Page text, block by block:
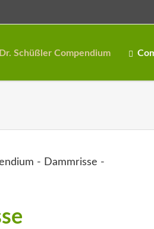
Dr. Schüßler Compendium